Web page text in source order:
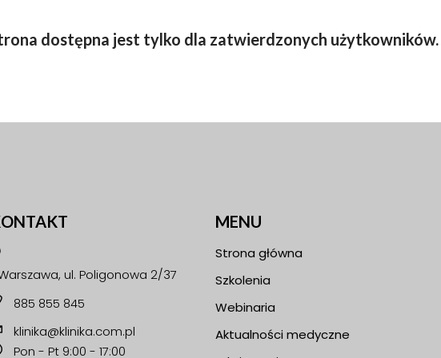
dostępna jest tylko dla zatwierdzonych użytkowników.
ul. Poligonowa 2/37
885 855 845
klinika@klinika.com.pl
Pon - Pt 9:00 - 17:00
MENU
Strona główna
Szkolenia
Webinaria
Aktualności medyczne